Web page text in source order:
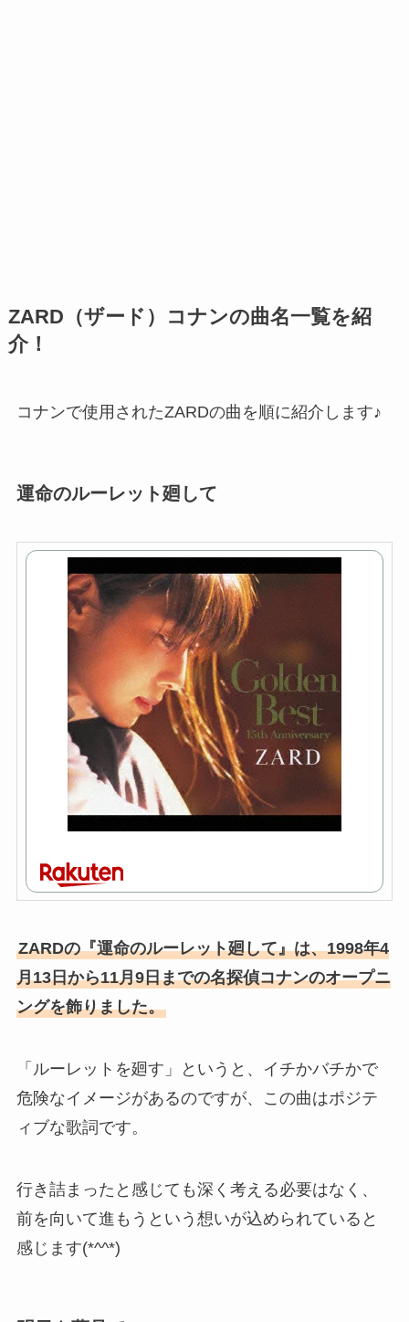
ZARD（ザード）コナンの曲名一覧を紹
介！
コナンで使用されたZARDの曲を順に紹介します♪
運命のルーレット廻して
ZARDの『運命のルーレット廻して』は、1998年4
月13日から11月9日までの名探偵コナンのオープニ
ングを飾りました。
「ルーレットを廻す」というと、イチかバチかで
危険なイメージがあるのですが、この曲はポジテ
ィブな歌詞です。
行き詰まったと感じても深く考える必要はなく、
前を向いて進もうという想いが込められていると
感じます(*^^*)